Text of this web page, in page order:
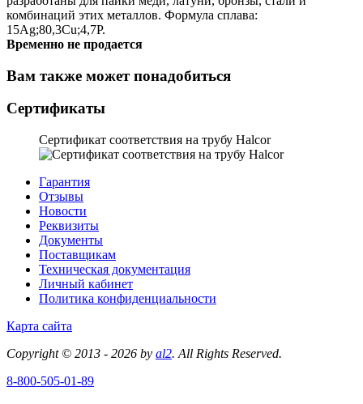
комбинаций этих металлов. Формула сплава:
15Ag;80,3Cu;4,7P.
Временно не продается
Вам также может понадобиться
Сертификаты
Сертификат соответствия на трубу Halcor
Гарантия
Отзывы
Новости
Реквизиты
Документы
Поставщикам
Техническая документация
Личный кабинет
Политика конфиденциальности
Карта сайта
Copyright © 2013 - 2026 by al2. All Rights Reserved.
8-800-505-01-89